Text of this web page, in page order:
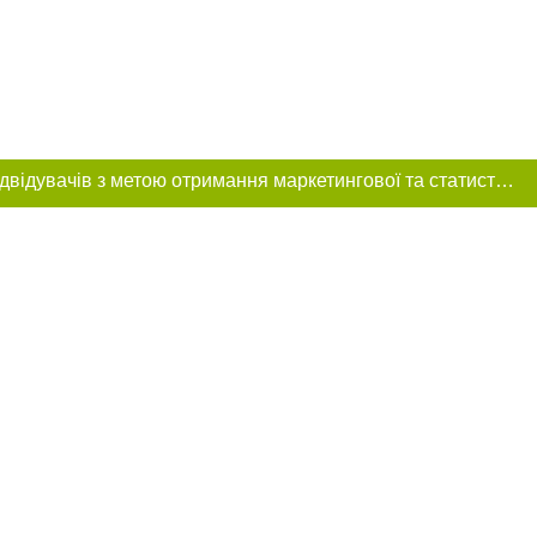
Цей сайт використовує «cookies». Також веб-сайт використовує інтернет-сервіс для збору технічних даних стосовно відвідувачів з метою отримання маркетингової та статистичної інформації. Умови обробки даних відвідувачів сайту див.